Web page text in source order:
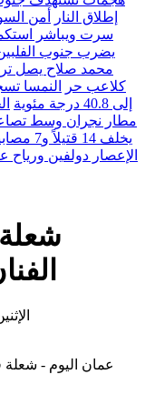
إطلاق النار
سرت ويباشر
يضرب جنوب
محمد صلاح يصل
كلاعب حر
النمسا
إلى 40.8 درجة مئوية
مطار نجران وسط
يخلف 14 قتيلاً و7 مصابين ويفقد عدداً من الأشخاص
الإعصار دولفين ورياح
21:41 2015 الإثنين